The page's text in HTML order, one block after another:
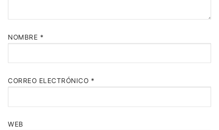
NOMBRE *
CORREO ELECTRÓNICO *
WEB